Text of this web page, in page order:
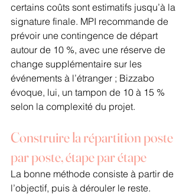
certains coûts sont estimatifs jusqu’à la
signature finale. MPI recommande de
prévoir une contingence de départ
autour de 10 %, avec une réserve de
change supplémentaire sur les
événements à l’étranger ; Bizzabo
évoque, lui, un tampon de 10 à 15 %
selon la complexité du projet.
Construire la répartition poste
par poste, étape par étape
La bonne méthode consiste à partir de
l’objectif, puis à dérouler le reste.